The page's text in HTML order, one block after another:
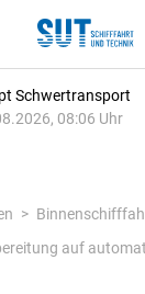
Schwertransport
08:06 Uhr
auf